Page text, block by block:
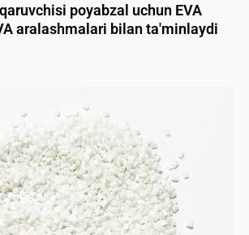
poyabzal uchun EVA
aralashmalari bilan ta'minlaydi